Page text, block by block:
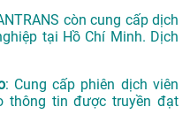
còn cung cấp dịch
tại Hồ Chí Minh. Dịch
: Cung cấp phiên dịch viên
thông tin được truyền đạt